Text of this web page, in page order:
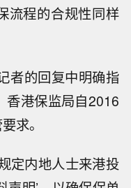
流程的合规性同样
者的回复中明确指
香港保监局自2016
求。
定内地人士来港投